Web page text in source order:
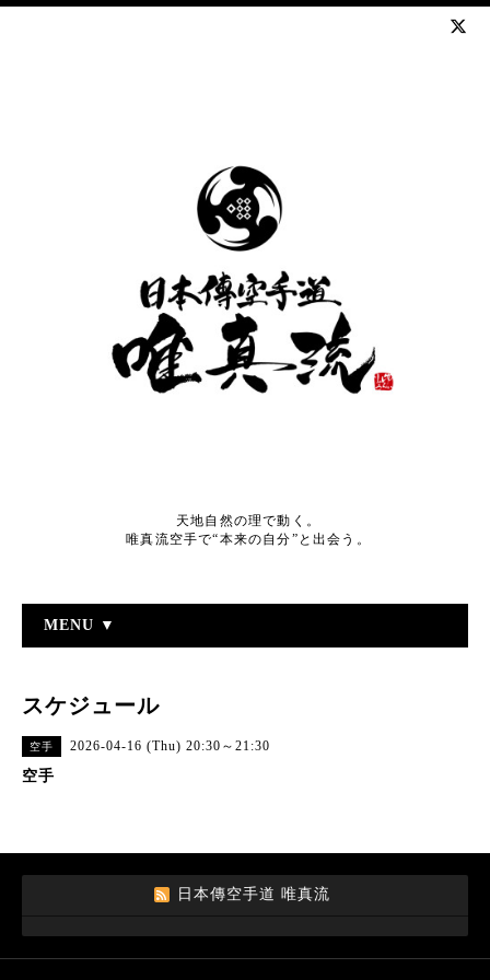
天地自然の理で動く。
唯真流空手で“本来の自分”と出会う。
MENU ▼
スケジュール
空手 2026-04-16 (Thu) 20:30～21:30
空手
日本傳空手道 唯真流